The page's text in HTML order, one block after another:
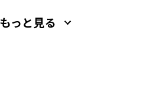
もっと見る